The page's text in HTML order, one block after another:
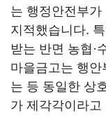
는 행정안전부
지적했습니다.
받는 반면 농협·
마을금고는 행
는 등 동일한 상
가 제각각이라고